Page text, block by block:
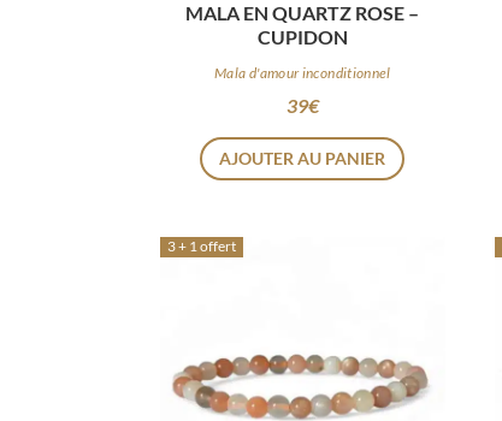
MALA EN QUARTZ ROSE –
CUPIDON
Mala d'amour inconditionnel
39€
AJOUTER AU PANIER
3 + 1 offert